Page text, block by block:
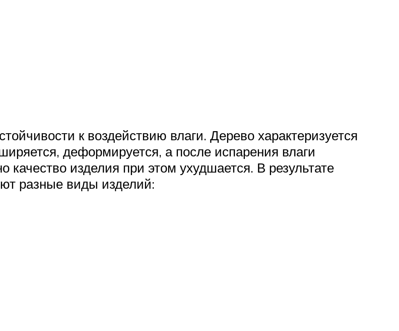
к воздействию влаги. Дерево характеризуется
деформируется, а после испарения влаги
изделия при этом ухудшается. В результате
разные виды изделий: